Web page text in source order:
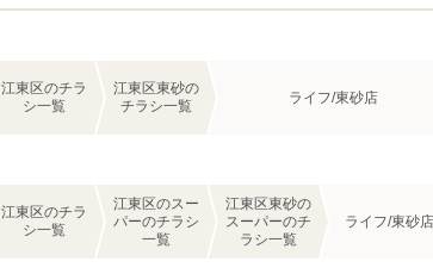
江東区のチラ
シ一覧
江東区東砂の
チラシ一覧
ライフ/東砂店
江東区のチラ
シ一覧
江東区のスー
パーのチラシ
一覧
江東区東砂の
スーパーのチ
ラシ一覧
ライフ/東砂店